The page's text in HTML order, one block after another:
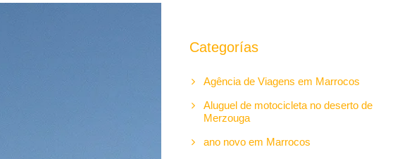
Categorías
Agência de Viagens em Marrocos
Aluguel de motocicleta no deserto de
Merzouga
ano novo em Marrocos